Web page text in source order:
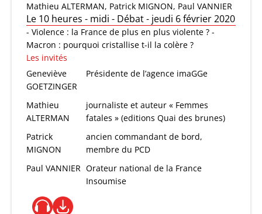
Mathieu ALTERMAN, Patrick MIGNON, Paul VANNIER
Le 10 heures - midi - Débat - jeudi 6 février 2020
- Violence : la France de plus en plus violente ? -
Macron : pourquoi cristallise t-il la colère ?
Les invités
Geneviève
GOETZINGER
Présidente de l’agence imaGGe
Mathieu
ALTERMAN
journaliste et auteur « Femmes
fatales » (editions Quai des brunes)
Patrick
MIGNON
ancien commandant de bord,
membre du PCD
Paul VANNIER Orateur national de la France
Insoumise